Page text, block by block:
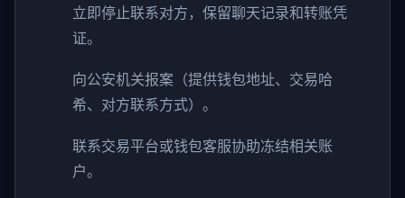
立即停止联系对方，保留聊天记录和转账凭
证。
向公安机关报案（提供钱包地址、交易哈
希、对方联系方式）。
联系交易平台或钱包客服协助冻结相关账
户。